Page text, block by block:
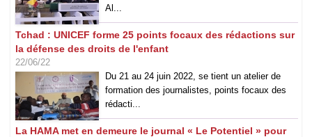
Al...
Tchad : UNICEF forme 25 points focaux des rédactions sur
la défense des droits de l'enfant
22/06/22
Du 21 au 24 juin 2022, se tient un atelier de
formation des journalistes, points focaux des
rédacti...
La HAMA met en demeure le journal « Le Potentiel » pour